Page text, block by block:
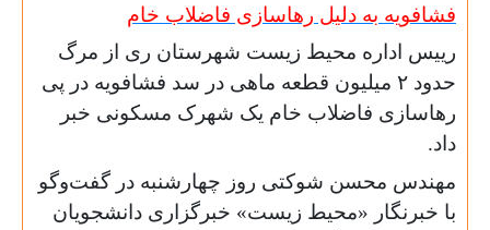
فشافویه به دلیل رهاسازی فاضلاب خام
رییس اداره محیط زیست شهرستان ری از مرگ
حدود ۲ میلیون قطعه ماهی در سد فشافویه در پی
رهاسازی فاضلاب خام یک شهرک مسکونی خبر
داد.
مهندس محسن شوکتی روز چهارشنبه در گفت‌وگو
با خبرنگار «محیط زیست» خبرگزاری دانشجویان